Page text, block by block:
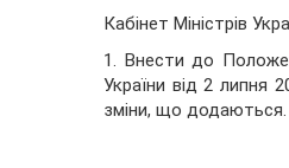
Кабінет Міністрів
1. Внести до
України від 2 липня
зміни, що додаються.